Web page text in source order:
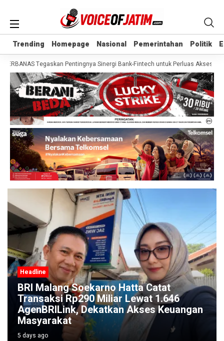
Trending Homepage Nasional Pemerintahan Politik
Trending Homepage Nasional Pemerintahan Politik
Tegaskan Pentingnya Sinergi Bank-Fintech untuk Perluas Akses
Headline
Festival Kali Brantas #5 Gaungkan
Pelestarian Sungai Lewat Ritual Budaya
di Titik Nol Sumber Brantas
5 days ago